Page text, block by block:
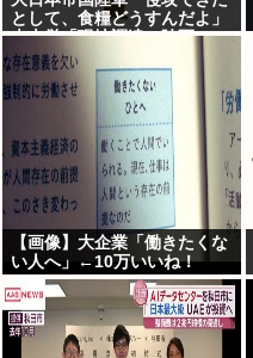
として、食糧どうすんだよ」
大本営「現地調達」陸軍
「え？」
【画像】大企業「働きたくな
い人へ」←10万いいね！